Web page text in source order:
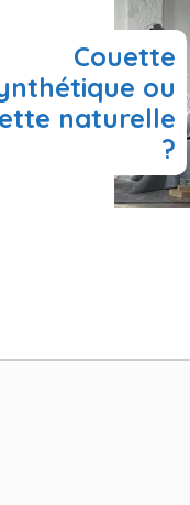
Couette
ou
naturelle
?